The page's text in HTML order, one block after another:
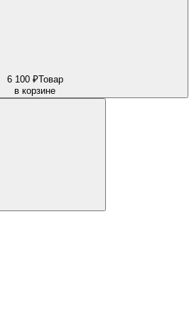
6 100 ₽Товар
в корзине